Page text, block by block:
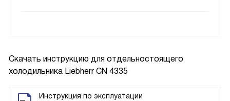
Скачать инструкцию для отдельностоящего
холодильника Liebherr CN 4335
Инструкция по эксплуатации